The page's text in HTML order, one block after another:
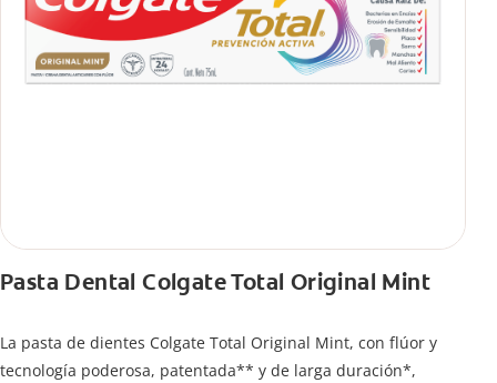
Pasta Dental Colgate Total Original Mint
La pasta de dientes Colgate Total Original Mint, con flúor y
tecnología poderosa, patentada** y de larga duración*,